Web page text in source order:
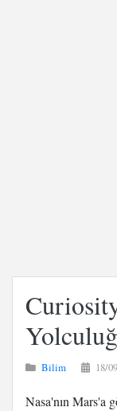
Bilim 18/
Nasa'nın Mars'a